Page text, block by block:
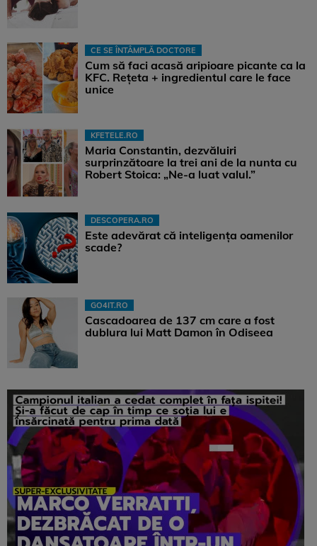
CE SE ÎNTÂMPLĂ DOCTORE
Cum să faci acasă aripioare picante ca la
KFC. Rețeta + ingredientul care le face
unice
KFETELE.RO
Maria Constantin, dezvăluiri
surprinzătoare la trei ani de la nunta cu
Robert Stoica: „Ne-a luat valul.”
DESCOPERA.RO
Este adevărat că inteligența oamenilor
scade?
GO4IT.RO
Cascadoarea de 137 cm care a fost
dublura lui Matt Damon în Odiseea